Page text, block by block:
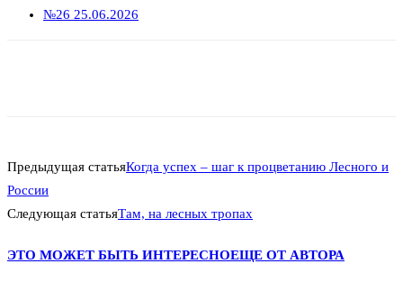
№26 25.06.2026
Предыдущая статьяКогда успех – шаг к процветанию Лесного и
России
Следующая статьяТам, на лесных тропах
ЭТО МОЖЕТ БЫТЬ ИНТЕРЕСНОЕЩЕ ОТ АВТОРА